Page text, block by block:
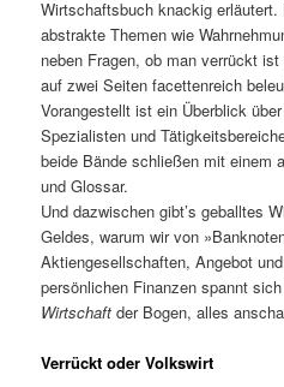
Wirtschaftsbuch knackig
abstrakte Themen wie
neben Fragen, ob man verrückt
auf zwei Seiten facettenreich
Vorangestellt ist ein Überblick
Spezialisten und
beide Bände schließen mit einem
und Glossar.
Und dazwischen gibt’s geballtes
Geldes, warum wir von
Aktiengesellschaften, Angebot
persönlichen Finanzen spannt
Wirtschaft der Bogen, alles
Verrückt oder Volkswirt